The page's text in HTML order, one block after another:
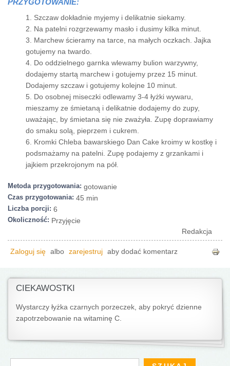
1. Szczaw dokładnie myjemy i delikatnie siekamy.
2. Na patelni rozgrzewamy masło i dusimy kilka minut.
3. Marchew ścieramy na tarce, na małych oczkach. Jajka
gotujemy na twardo.
4. Do oddzielnego garnka wlewamy bulion warzywny,
dodajemy startą marchew i gotujemy przez 15 minut.
Dodajemy szczaw i gotujemy kolejne 10 minut.
5. Do osobnej miseczki odlewamy 3-4 łyżki wywaru,
mieszamy ze śmietaną i delikatnie dodajemy do zupy,
uważając, by śmietana się nie zważyła. Zupę doprawiamy
do smaku solą, pieprzem i cukrem.
6. Kromki Chleba bawarskiego Dan Cake kroimy w kostkę i
podsmażamy na patelni. Zupę podajemy z grzankami i
jajkiem przekrojonym na pół.
Metoda przygotowania: gotowanie
Czas przygotowania: 45 min
Liczba porcji: 6
Okoliczność: Przyjęcie
Redakcja
Zaloguj się albo zarejestruj aby dodać komentarz
CIEKAWOSTKI
Wystarczy łyżka czarnych porzeczek, aby pokryć dzienne
zapotrzebo­wanie na witaminę C.
Formularz wyszukiwania
Szukaj